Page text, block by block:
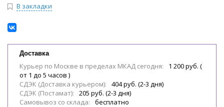
В закладки
Доставка
Курьер по Москве в пределах МКАД сегодня:
1 200 руб. (
от 1 до 5 часов )
СДЭК (Доставка курьером):
404 руб. (2-3 дня)
СДЭК (Постамат):
205 руб. (2-3 дня)
Самовывоз со склада:
бесплатно